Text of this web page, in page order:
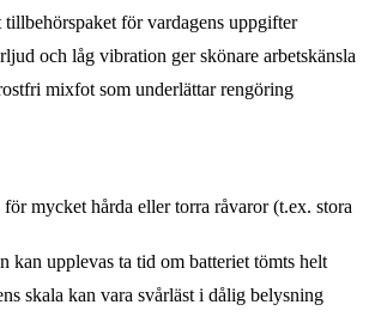
för vardagens uppgifter
och låg vibration ger skönare arbetskänsla
mixfot som underlättar rengöring
mycket hårda eller torra råvaror (t.ex. stora
kan upplevas ta tid om batteriet tömts helt
skala kan vara svårläst i dålig belysning